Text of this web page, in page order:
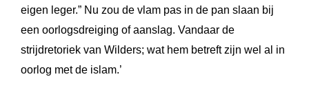
eigen leger.” Nu zou de vlam pas in de pan slaan bij
een oorlogsdreiging of aanslag. Vandaar de
strijdretoriek van Wilders; wat hem betreft zijn wel al in
oorlog met de islam.’